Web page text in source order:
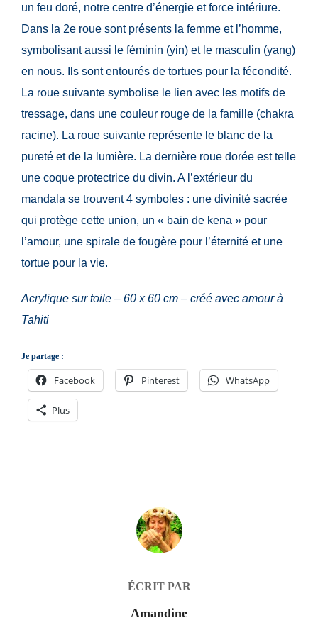
un feu doré, notre centre d’énergie et force intériure.
Dans la 2e roue sont présents la femme et l’homme,
symbolisant aussi le féminin (yin) et le masculin (yang)
en nous. Ils sont entourés de tortues pour la fécondité.
La roue suivante symbolise le lien avec les motifs de
tressage, dans une couleur rouge de la famille (chakra
racine). La roue suivante représente le blanc de la
pureté et de la lumière. La dernière roue dorée est telle
une coque protectrice du divin. A l’extérieur du
mandala se trouvent 4 symboles : une divinité sacrée
qui protège cette union, un « bain de kena » pour
l’amour, une spirale de fougère pour l’éternité et une
tortue pour la vie.
Acrylique sur toile – 60 x 60 cm – créé avec amour à
Tahiti
Je partage :
Facebook Pinterest WhatsApp
Plus
AUTEUR DE LA PUBLICATION
ÉCRIT PAR
Amandine